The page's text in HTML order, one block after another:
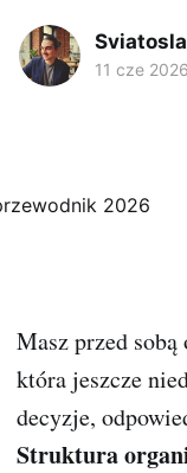
11 cze 2026
Masz przed sobą
która jeszcze
decyzje,
Struktura